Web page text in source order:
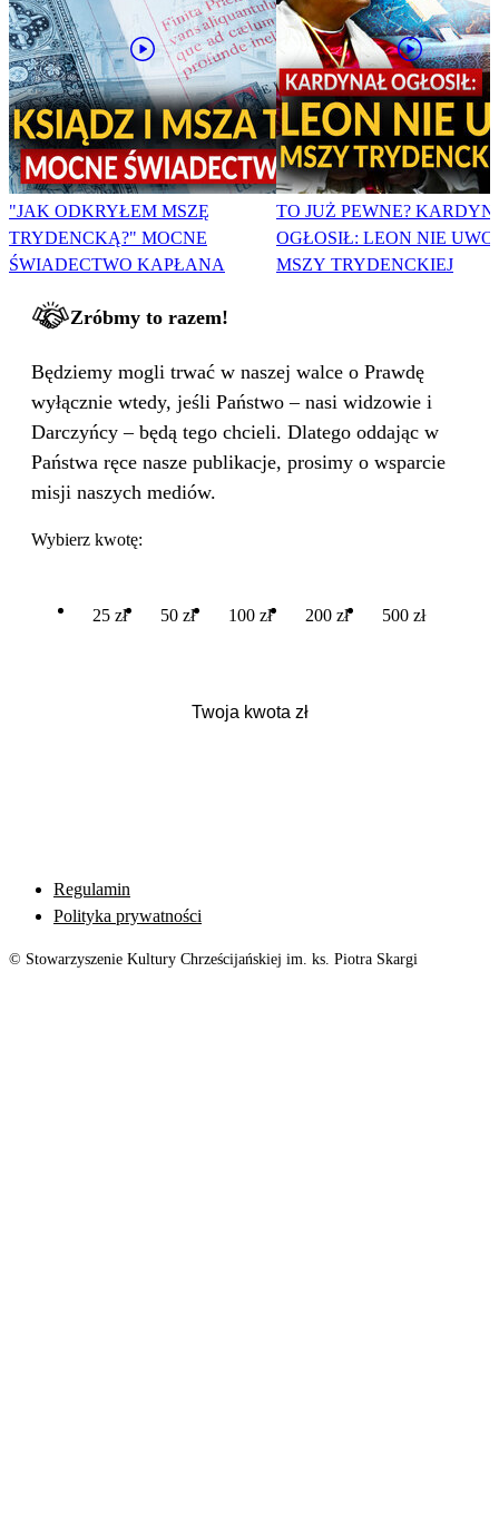
"JAK ODKRYŁEM MSZĘ
TRYDENCKĄ?" MOCNE
ŚWIADECTWO KAPŁANA
TO JUŻ PEWNE?
OGŁOSIŁ: LEON NIE
MSZY TRYDENCKIEJ
Zróbmy to razem!
Będziemy mogli trwać w naszej walce o Prawdę
wyłącznie wtedy, jeśli Państwo – nasi widzowie i
Darczyńcy – będą tego chcieli. Dlatego oddając w
Państwa ręce nasze publikacje, prosimy o wsparcie
misji naszych mediów.
Wybierz kwotę:
25 zł 50 zł 100 zł 200 zł 500 zł
Regulamin
Polityka prywatności
© Stowarzyszenie Kultury Chrześcijańskiej im. ks. Piotra Skargi